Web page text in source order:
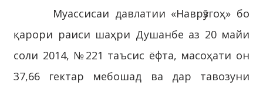
Муассисаи давлатии «Наврӯзгоҳ» бо
қарори раиси шаҳри Душанбе аз 20 майи
соли 2014, №221 таъсис ёфта, масоҳати он
37,66 гектар мебошад ва дар тавозуни